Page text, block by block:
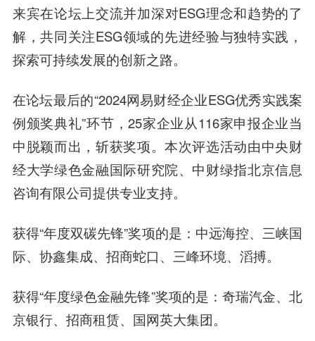
来宾在论坛上交流并加深对ESG理念和趋势的了
解，共同关注ESG领域的先进经验与独特实践，
探索可持续发展的创新之路。
在论坛最后的“2024网易财经企业ESG优秀实践案
例颁奖典礼”环节，25家企业从116家申报企业当
中脱颖而出，斩获奖项。本次评选活动由中央财
经大学绿色金融国际研究院、中财绿指北京信息
咨询有限公司提供专业支持。
获得“年度双碳先锋”奖项的是：中远海控、三峡国
际、协鑫集成、招商蛇口、三峰环境、滔搏。
获得“年度绿色金融先锋”奖项的是：奇瑞汽金、北
京银行、招商租赁、国网英大集团。